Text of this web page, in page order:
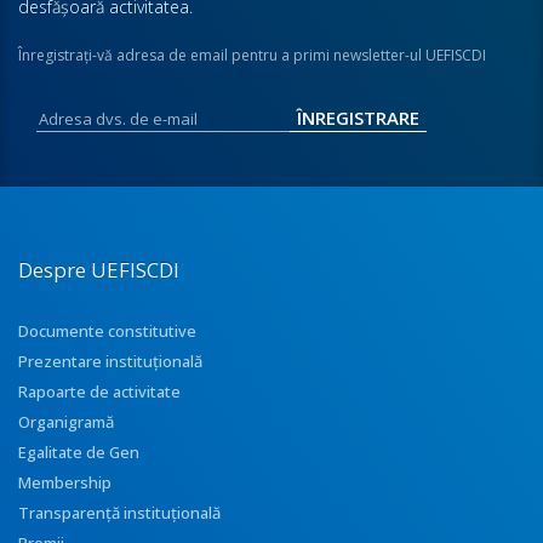
desfăşoară activitatea.
Înregistraţi-vă adresa de email pentru a primi newsletter-ul UEFISCDI
Despre UEFISCDI
Documente constitutive
Prezentare instituţională
Rapoarte de activitate
Organigramă
Egalitate de Gen
Membership
Transparenţă instituţională